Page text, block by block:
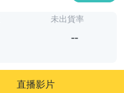
未出貨率
--
直播影片